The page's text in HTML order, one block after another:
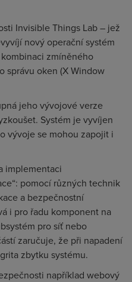
Invisible Things Lab – jež
nový operační systém
zmíněného
správu oken (X Window
jeho vývojové verze
Systém je vyvíjen
vývoje se mohou zapojit i
implementaci
pomocí různých technik
a bezpečnostní
i pro řadu komponent na
pro síť nebo
zaručuje, že při napadení
zbytku systému.
například webový